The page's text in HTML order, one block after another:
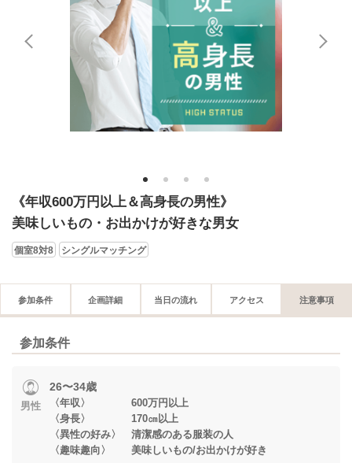
1 2 3 4
《年収600万円以上＆高身長の男性》
美味しいもの・お出かけが好きな男女
個室8対8 シングルマッチング
参加条件 企画詳細 当日の流れ アクセス 注意事項
参加条件
男性
26〜34歳
〈年収〉 600万円以上
〈身長〉 170㎝以上
〈異性の好み〉 清潔感のある服装の人
〈趣味趣向〉 美味しいもの/お出かけが好き